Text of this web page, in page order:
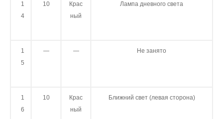
1
4
10
Крас
ный
Лампа дневного света
1
5
— — Не занято
1
6
10
Крас
ный
Ближний свет (левая сторона)